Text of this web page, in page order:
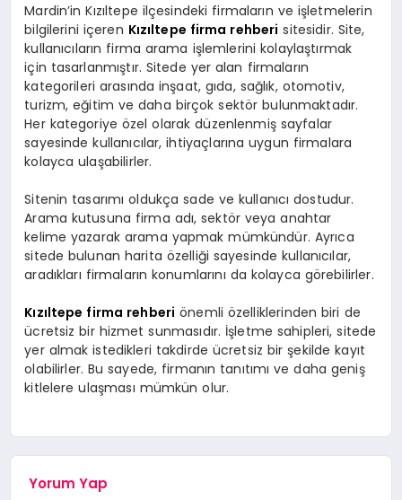
Mardin’in Kızıltepe ilçesindeki firmaların ve işletmelerin
bilgilerini içeren Kızıltepe firma rehberi sitesidir. Site,
kullanıcıların firma arama işlemlerini kolaylaştırmak
için tasarlanmıştır. Sitede yer alan firmaların
kategorileri arasında inşaat, gıda, sağlık, otomotiv,
turizm, eğitim ve daha birçok sektör bulunmaktadır.
Her kategoriye özel olarak düzenlenmiş sayfalar
sayesinde kullanıcılar, ihtiyaçlarına uygun firmalara
kolayca ulaşabilirler.
Sitenin tasarımı oldukça sade ve kullanıcı dostudur.
Arama kutusuna firma adı, sektör veya anahtar
kelime yazarak arama yapmak mümkündür. Ayrıca
sitede bulunan harita özelliği sayesinde kullanıcılar,
aradıkları firmaların konumlarını da kolayca görebilirler.
Kızıltepe firma rehberi önemli özelliklerinden biri de
ücretsiz bir hizmet sunmasıdır. İşletme sahipleri, sitede
yer almak istedikleri takdirde ücretsiz bir şekilde kayıt
olabilirler. Bu sayede, firmanın tanıtımı ve daha geniş
kitlelere ulaşması mümkün olur.
Yorum Yap